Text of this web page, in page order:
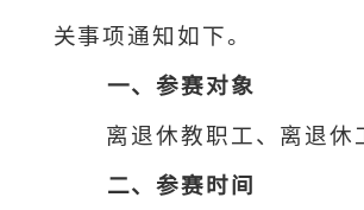
关事项通知如下。
一、参赛对象
离退休教职工 、离退休
二、参赛时间